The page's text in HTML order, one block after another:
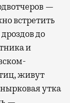
—
встретить
до
и
живут
утка